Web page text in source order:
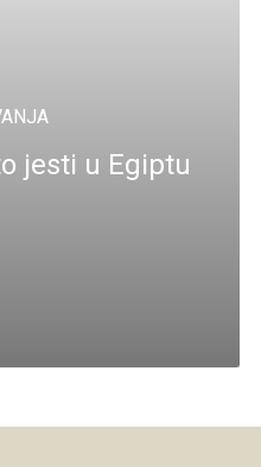
jesti u Egiptu